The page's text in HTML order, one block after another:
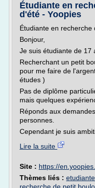
Étudiante en
d'été - Yoopies
Étudiante en
Bonjour,
Je suis étudiante de 17
Recherchant un petit
pour me faire de
études )
Pas de diplôme
mais quelques
Réponds aux
personnes.
Cependant je suis
Lire la suite
Site : https://
Thèmes liés :